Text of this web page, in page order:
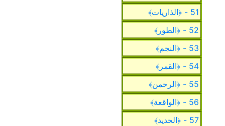
51 - ﴿الذاريات﴾
52 - ﴿الطور﴾
53 - ﴿النجم﴾
54 - ﴿القمر﴾
55 - ﴿الرحمن﴾
56 - ﴿الواقعة﴾
57 - ﴿الحديد﴾